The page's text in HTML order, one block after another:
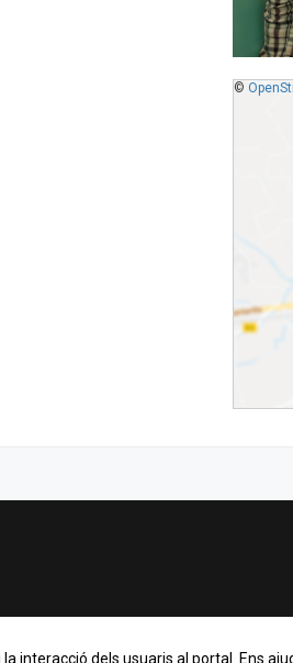
interacció dels usuaris al portal. Ens
©